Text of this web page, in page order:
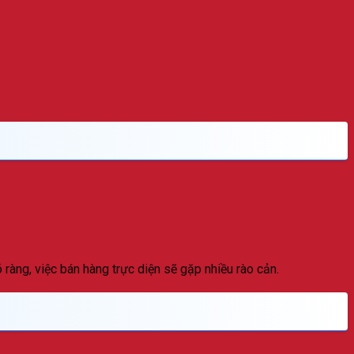
việc bán hàng trực diện sẽ gặp nhiều rào cản.